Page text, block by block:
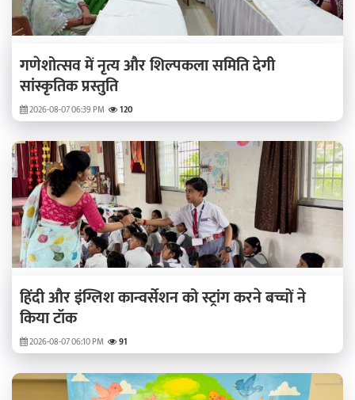
गणेशोत्सव में नृत्य और शिल्पकला समिति देगी
सांस्कृतिक प्रस्तुति
2026-08-07 06:39 PM 120
हिंदी और इंग्लिश कान्वर्सेशन को स्ट्रांग करने बच्चों ने
किया टॉक
2026-08-07 06:10 PM 91